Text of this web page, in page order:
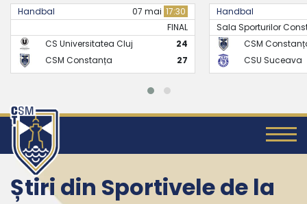
Handbal 21 mai 17:30
FINAL
CSM Constanța
26
CSU Suceava
24
Handbal
CS
CSM
Știri din Sportivele de la